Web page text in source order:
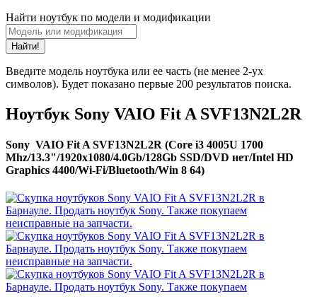
Найти ноутбук по модели и модификации
Найти!
Введите модель ноутбука или ее часть (не менее 2-ух
символов). Будет показано первые 200 результатов поиска.
Ноутбук Sony VAIO Fit A SVF13N2L2R
Sony VAIO Fit A SVF13N2L2R (Core i3 4005U 1700
Mhz/13.3"/1920x1080/4.0Gb/128Gb SSD/DVD нет/Intel HD
Graphics 4400/Wi-Fi/Bluetooth/Win 8 64)